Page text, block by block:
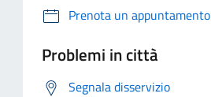
Prenota un appuntamento
Problemi in città
Segnala disservizio